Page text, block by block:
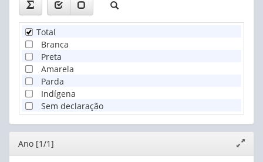
Total
Branca
Preta
Amarela
Parda
Indígena
Sem declaração
Editor
janela
Ano [1/1]